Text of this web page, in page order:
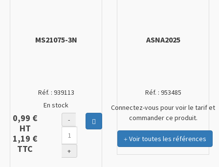
MS21075-3N
Réf. : 939113
En stock
0,99 €
HT
1,19 €
TTC
-
+
Ajouter au panier
ASNA2025
Réf. : 953485
Connectez-vous pour voir le tarif et
commander ce produit.
Voir toutes les références